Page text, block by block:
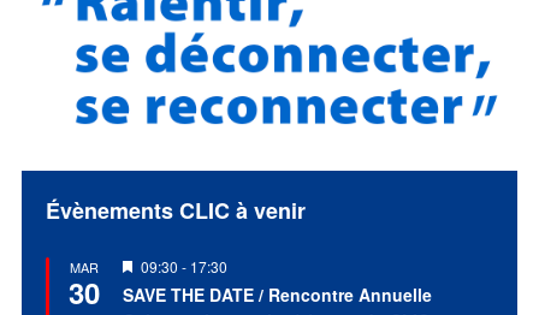
Évènements CLIC à venir
MAR
30
Mis
en
avant
09:30 - 17:30
SAVE THE DATE / Rencontre Annuelle